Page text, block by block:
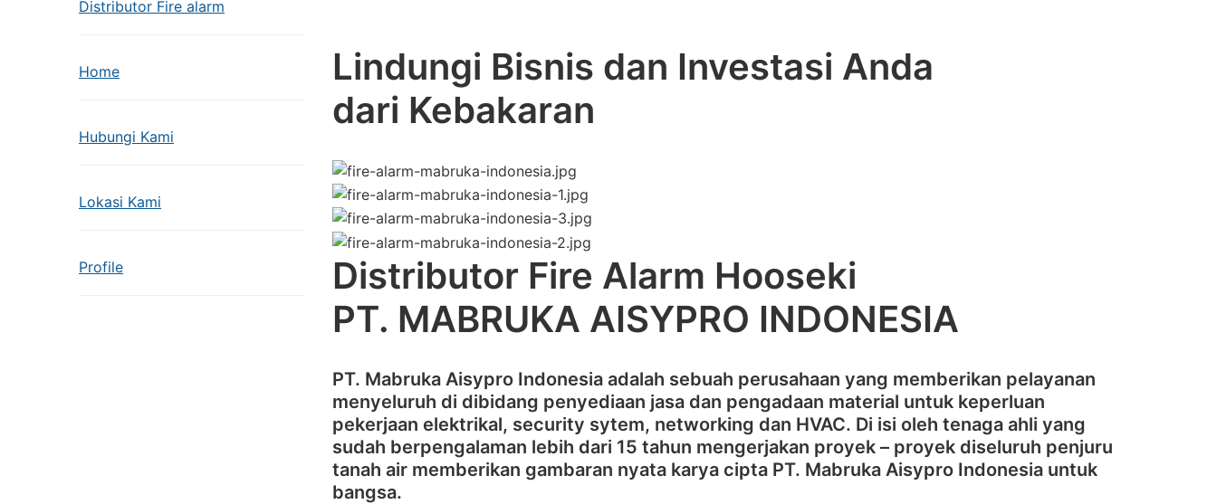
Distributor Fire alarm
Home
Hubungi Kami
Lokasi Kami
Profile
Lindungi Bisnis dan Investasi Anda
dari Kebakaran
Distributor Fire Alarm Hooseki
PT. MABRUKA AISYPRO INDONESIA
PT. Mabruka Aisypro Indonesia adalah sebuah perusahaan yang memberikan pelayanan
menyeluruh di dibidang penyediaan jasa dan pengadaan material untuk keperluan
pekerjaan elektrikal, security sytem, networking dan HVAC. Di isi oleh tenaga ahli yang
sudah berpengalaman lebih dari 15 tahun mengerjakan proyek – proyek diseluruh penjuru
tanah air memberikan gambaran nyata karya cipta PT. Mabruka Aisypro Indonesia untuk
bangsa.